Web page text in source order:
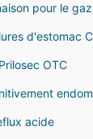
pour le
d'estomac
OTC
acide